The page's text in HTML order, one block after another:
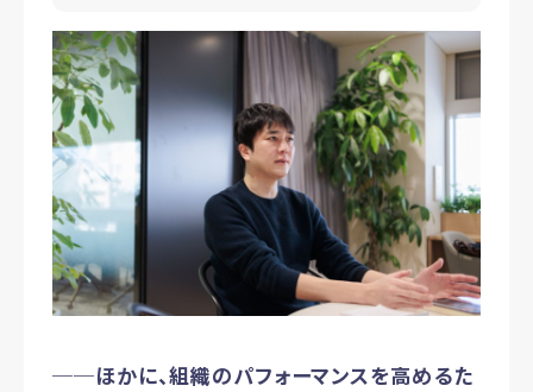
──ほかに、組織のパフォーマンスを高めるた